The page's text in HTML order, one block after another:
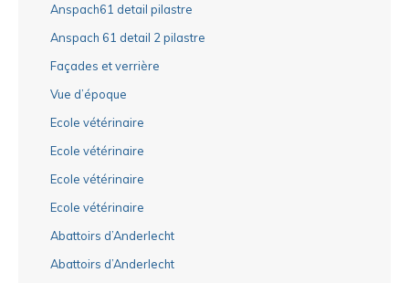
Anspach61 detail pilastre
Anspach 61 detail 2 pilastre
Façades et verrière
Vue d’époque
Ecole vétérinaire
Ecole vétérinaire
Ecole vétérinaire
Ecole vétérinaire
Abattoirs d’Anderlecht
Abattoirs d’Anderlecht